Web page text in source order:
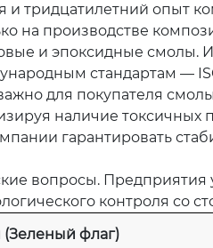
и тридцатилетний опыт
на производстве
и эпоксидные смолы.
стандартам — ISO
для покупателя
наличие
гарантировать
вопросы. Предприятия
контроля
флаг)